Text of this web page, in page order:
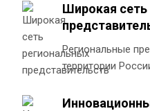
Широкая сеть
Региональные
территории